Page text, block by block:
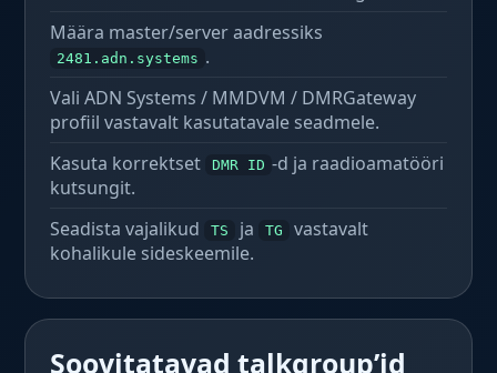
Määra master/server aadressiks
2481.adn.systems .
Vali ADN Systems / MMDVM / DMRGateway
profiil vastavalt kasutatavale seadmele.
Kasuta korrektset
DMR ID -d ja raadioamatööri
kutsungit.
Seadista vajalikud
TS ja TG
vastavalt
kohalikule sideskeemile.
Soovitatavad talkgroup’id